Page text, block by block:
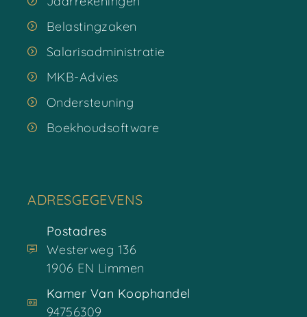
Belastingzaken
Salarisadministratie
MKB-Advies
Ondersteuning
Boekhoudsoftware
ADRESGEGEVENS
Postadres
Westerweg 136
1906 EN Limmen
Kamer Van Koophandel
94756309